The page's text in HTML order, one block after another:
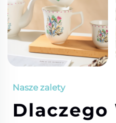
Nasze zalety
Dlaczego